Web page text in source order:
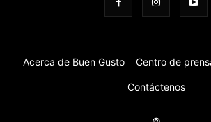
Acerca de Buen Gusto Centro de
Contáctenos